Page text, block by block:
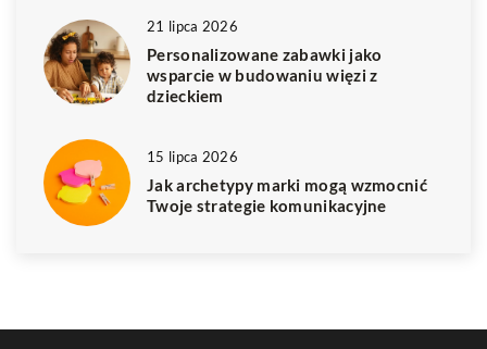
21 lipca 2026
Personalizowane zabawki jako
wsparcie w budowaniu więzi z
dzieckiem
15 lipca 2026
Jak archetypy marki mogą wzmocnić
Twoje strategie komunikacyjne